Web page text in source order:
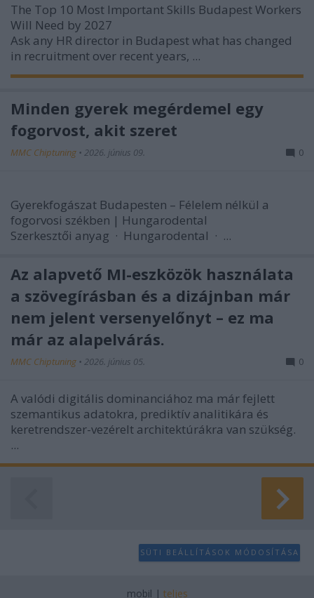
The Top 10 Most Important Skills Budapest Workers
Will Need by 2027
Ask any HR director in Budapest what has changed
in recruitment over recent years, ...
Minden gyerek megérdemel egy
fogorvost, akit szeret
MMC Chiptuning • 2026. június 09. 0
Gyerekfogászat Budapesten – Félelem nélkül a
fogorvosi székben | Hungarodental
Szerkesztői anyag · Hungarodental · ...
Az alapvető MI-eszközök használata
a szövegírásban és a dizájnban már
nem jelent versenyelőnyt – ez ma
már az alapelvárás.
MMC Chiptuning • 2026. június 05. 0
A valódi digitális dominanciához ma már fejlett
szemantikus adatokra, prediktív analitikára és
keretrendszer-vezérelt architektúrákra van szükség.
...
SÜTI BEÁLLÍTÁSOK MÓDOSÍTÁSA
mobil | teljes